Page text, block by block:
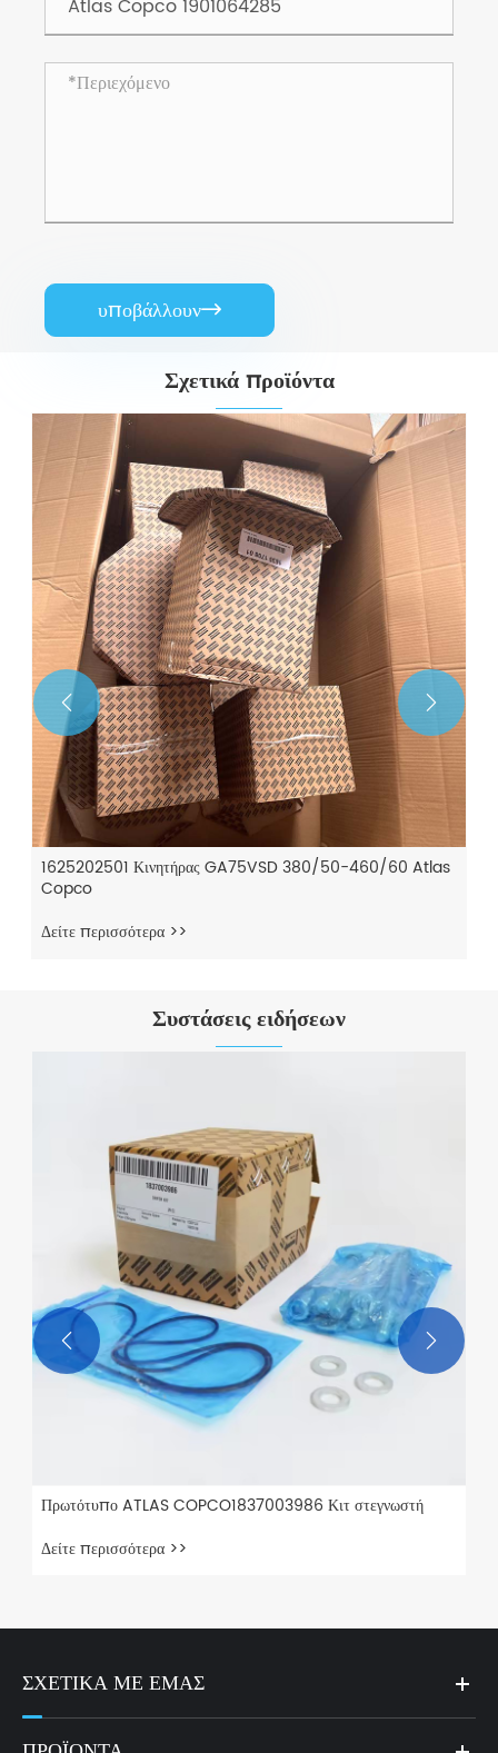
υποβάλλουν
Σχετικά προϊόντα
1625202501 Κινητήρας GA75VSD 380/50-460/60 Atlas
Copco
Δείτε περισσότερα >>
 
Συστάσεις ειδήσεων
Πρωτότυπο ATLAS COPCO1837003986 Κιτ στεγνωστή
Δείτε περισσότερα >>
 
ΣΧΕΤΙΚΆ ΜΕ ΕΜΆΣ